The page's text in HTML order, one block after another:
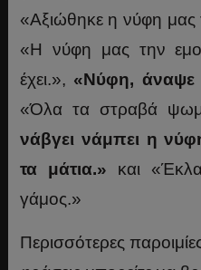
«Αξιώθηκε η νύφη
«Η νύφη μας την
έχει.», «Νύφη, άναψε
«Όλα τα στραβά
νάβγει νάμπει η
τα μάτια.» και
γάμος.»
Περισσότερες